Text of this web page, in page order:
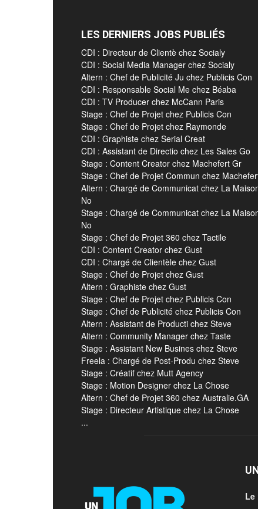
LES DERNIERS JOBS PUBLIÉS
CDI : Directeur de Clientè chez Socialy
CDI : Social Media Manager chez Socialy
Altern : Chef de Publicité Ju chez Publicis Con
CDI : Responsable Social Me chez Béaba
CDI : TV Producer chez McCann Paris
Stage : Chef de Projet chez Publicis Con
Stage : Chef de Projet chez Raymonde
CDI : Graphiste chez Serial Creat
CDI : Assistant de Directio chez Les Sales Go
Stage : Content Creator chez Machefert Gr
Stage : Chef de Projet Commun chez
Altern : Chargé de Communicat chez La
No
Stage : Chargé de Communicat chez La
No
Stage : Chef de Projet 360 chez Tactile
CDI : Content Creator chez Gust
CDI : Chargé de Clientèle chez Gust
Stage : Chef de Projet chez Gust
Altern : Graphiste chez Gust
Stage : Chef de Projet chez Publicis Con
Stage : Chef de Publicité chez Publicis Con
Altern : Assistant de Producti chez Steve
Altern : Community Manager chez Taste
Stage : Assistant New Busines chez Steve
Freela : Chargé de Post-Produ chez Steve
Stage : Créatif chez Mutt Agency
Stage : Motion Designer chez La Chose
Altern : Chef de Projet 360 chez Australie.GA
Stage : Directeur Artistique chez La Chose
...
Le